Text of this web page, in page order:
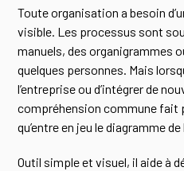
Toute organisation a besoin
visible. Les processus sont
manuels, des organigrammes
quelques personnes. Mais
l’entreprise ou d’intégrer de
compréhension commune fait
qu’entre en jeu le diagramme
Outil simple et visuel, il aide à